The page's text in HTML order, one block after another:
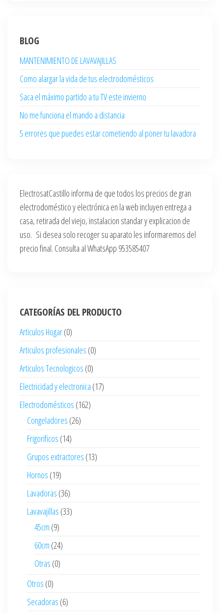
BLOG
MANTENIMIENTO DE LAVAVAJILLAS
Como alargar la vida de tus electrodomésticos
Saca el máximo partido a tu TV este invierno
No me funciona el mando a distancia
5 errores que puedes estar cometiendo al poner tu lavadora
ElectrosatCastillo informa de que todos los precios de gran
electrodoméstico y electrónica en la web incluyen entrega a
casa, retirada del viejo, instalacion standar y explicacion de
uso. Si desea solo recoger su aparato les informaremos del
precio final. Consulta al WhatsApp 953585407
CATEGORÍAS DEL PRODUCTO
Articulos Hogar(0)
Articulos profesionales (0)
Articulos Tecnologicos (0)
Electricidad y electronica (17)
Electrodomésticos (162)
Congeladores (26)
Frigorificos (14)
Grupos extractores (13)
Hornos (19)
Lavadoras (36)
Lavavajillas (33)
45cm (9)
60cm (24)
Otras (0)
Otros (0)
Secadoras (6)